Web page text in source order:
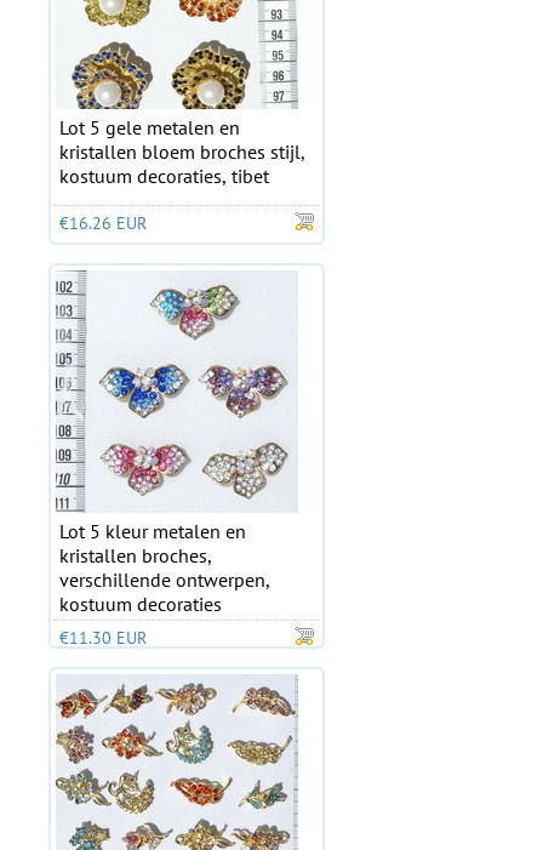
Lot 5 gele metalen en
kristallen bloem broches stijl,
kostuum decoraties, tibet
€16.26 EUR
Lot 5 kleur metalen en
kristallen broches,
verschillende ontwerpen,
kostuum decoraties
€11.30 EUR